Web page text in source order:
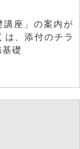
座」の案内が
は、添付のチラ
礎